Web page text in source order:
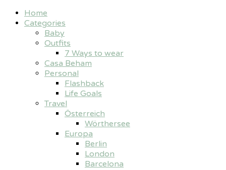
Home
Categories
Baby
Outfits
7 Ways to wear
Casa Beham
Personal
Flashback
Life Goals
Travel
Österreich
Wörthersee
Europa
Berlin
London
Barcelona